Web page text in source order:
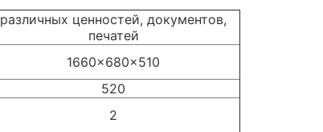
различных ценностей, документов,
печатей
1660x680x510
520
2